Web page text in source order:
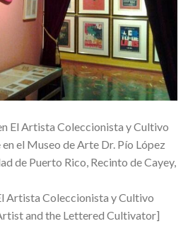
El Artista Coleccionista y Cultivo
el Museo de Arte Dr. Pío López
de Puerto Rico, Recinto de Cayey,
Artista Coleccionista y Cultivo
and the Lettered Cultivator]